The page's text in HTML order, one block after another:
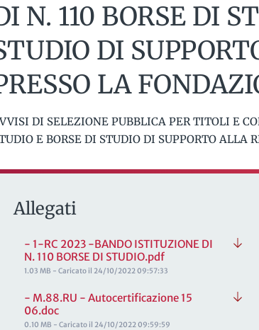
N. 110 BORSE DI
DI
LA
DI SELEZIONE PUBBLICA PER TITOLI E
E BORSE DI STUDIO DI SUPPORTO ALLA
Allegati
- 1-RC 2023 -BANDO ISTITUZIONE DI
N. 110 BORSE DI STUDIO.pdf
1.03 MB - Caricato il 24/10/2022 09:57:33
- M.88.RU - Autocertificazione 15
06.doc
0.10 MB - Caricato il 24/10/2022 09:59:59